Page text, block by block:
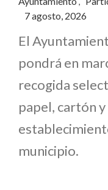
7 agosto, 2026
El
pondrá en
recogida
papel, cartón
municipio.